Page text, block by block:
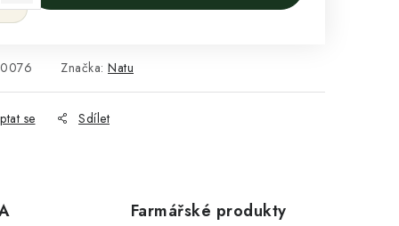
Značka: Natu
se Sdílet
Farmářské produkty